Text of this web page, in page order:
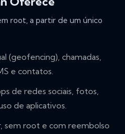
root, a partir de um único
(geofencing), chamadas,
e contatos.
de redes sociais, fotos,
de aplicativos.
sem root e com reembolso